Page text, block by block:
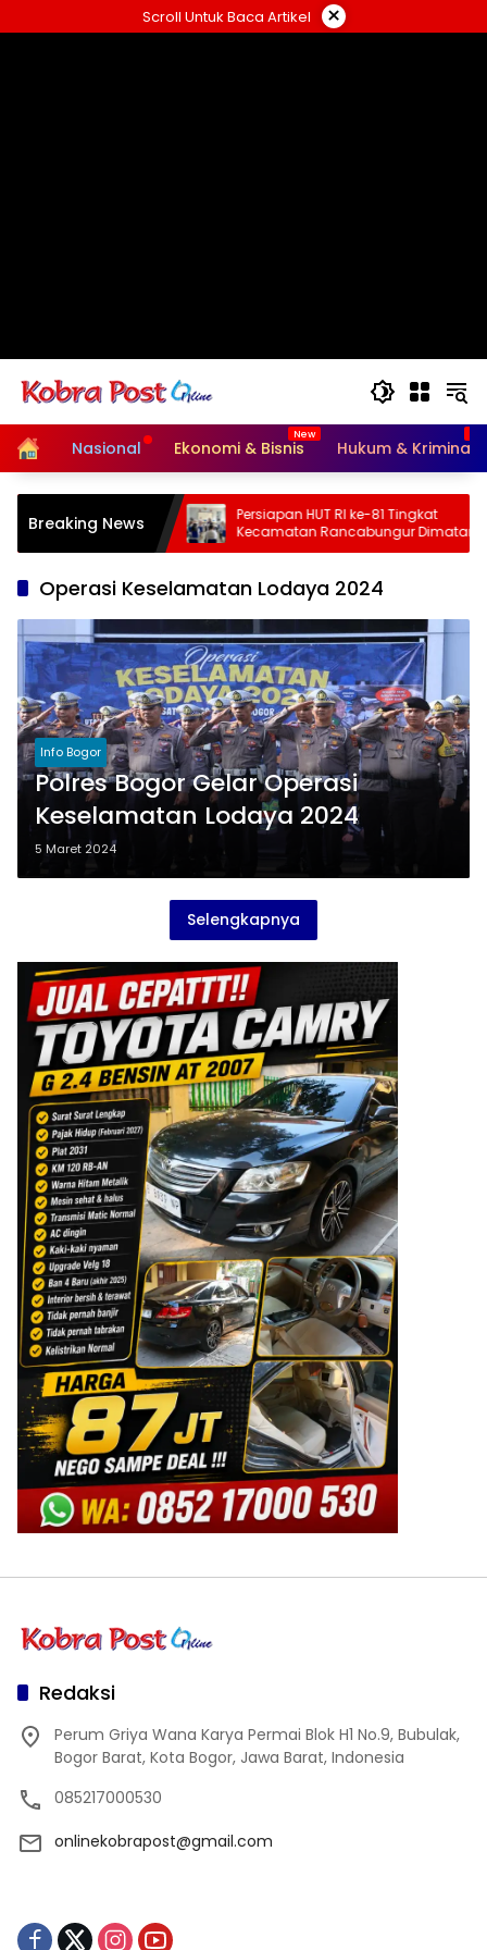
ke
Scroll Untuk Baca Artikel ×
HomeNasional Ekonomi & Bisnis Hukum & Kriminal
Breaking News
3 Juli-
Kemensos
Daftar Daerah
Persiapan HUT RI ke-81 Tingkat
Kecamatan Rancabungur Dimatangkan
di Desa Cimulang, Libatkan Seluruh
Operasi Keselamatan Lodaya 2024
Info Bogor
Polres Bogor Gelar Operasi
Keselamatan Lodaya 2024
5 Maret 2024
Selengkapnya
Redaksi
Perum Griya Wana Karya Permai Blok H1 No.9, Bubulak,
Bogor Barat, Kota Bogor, Jawa Barat, Indonesia
085217000530
onlinekobrapost@gmail.com